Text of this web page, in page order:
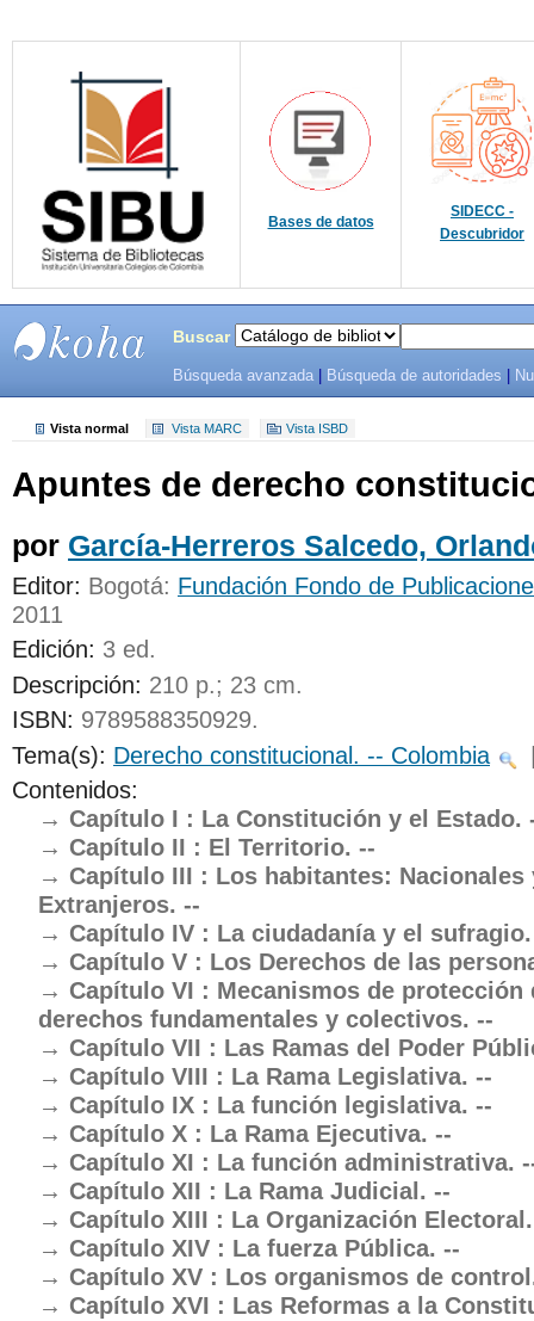
Bases de datos
SIDECC -
Descubridor
SISTEMAS
DE
UNICOC
Buscar
Búsqueda avanzada Búsqueda de autoridades
Vista normal Vista MARC Vista ISBD
Apuntes de derecho
por García-Herreros Salcedo,
Editor: Bogotá: Fundación Fondo de
2011
Edición: 3 ed.
Descripción: 210 p.; 23 cm.
ISBN: 9789588350929.
Tema(s): Derecho constitucional. -- Colombia
Contenidos:
Capítulo I : La Constitución y el Estado.
Capítulo II : El Territorio. --
Capítulo III : Los habitantes: Nacionales
Extranjeros. --
Capítulo IV : La ciudadanía y el
Capítulo V : Los Derechos de las
Capítulo VI : Mecanismos de protección
derechos fundamentales y colectivos. --
Capítulo VII : Las Ramas del Poder
Capítulo VIII : La Rama Legislativa. --
Capítulo IX : La función legislativa. --
Capítulo X : La Rama Ejecutiva. --
Capítulo XI : La función administrativa.
Capítulo XII : La Rama Judicial. --
Capítulo XIII : La Organización
Capítulo XIV : La fuerza Pública. --
Capítulo XV : Los organismos de
Capítulo XVI : Las Reformas a la